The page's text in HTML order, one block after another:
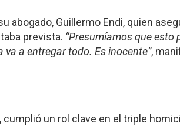
abogado, Guillermo Endi, quien
prevista. “Presumíamos que esto
a entregar todo. Es inocente”,
un rol clave en el triple